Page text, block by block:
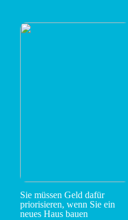
Sie müssen Geld dafür
priorisieren, wenn Sie ein
neues Haus bauen